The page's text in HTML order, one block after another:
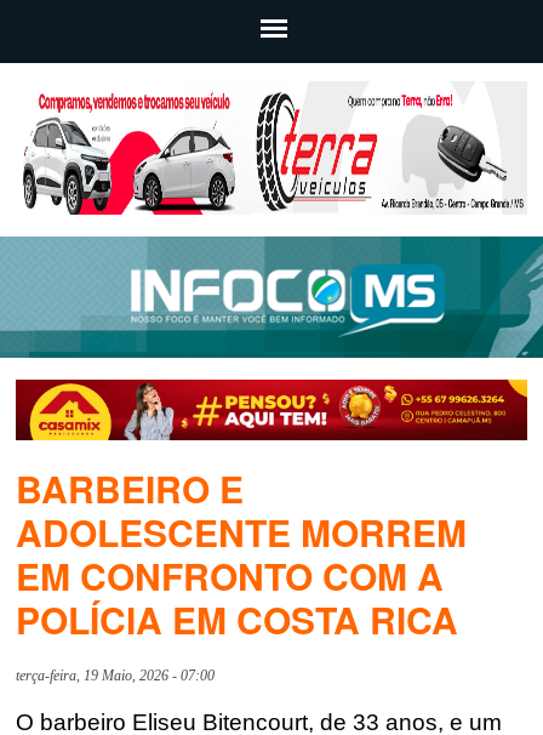
BARBEIRO E
ADOLESCENTE MORREM
EM CONFRONTO COM A
POLÍCIA EM COSTA RICA
terça-feira, 19 Maio, 2026 - 07:00
O barbeiro Eliseu Bitencourt, de 33 anos, e um